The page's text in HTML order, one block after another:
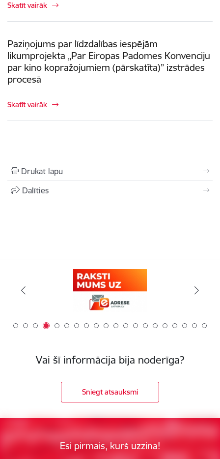
Skatīt vairāk
Paziņojums par līdzdalības iespējām
likumprojekta „Par Eiropas Padomes Konvenciju
par kino kopražojumiem (pārskatīta)” izstrādes
procesā
Skatīt vairāk
Drukāt lapu
Dalīties
Vai šī informācija bija noderīga?
Sniegt atsauksmi
Esi pirmais, kurš uzzina!